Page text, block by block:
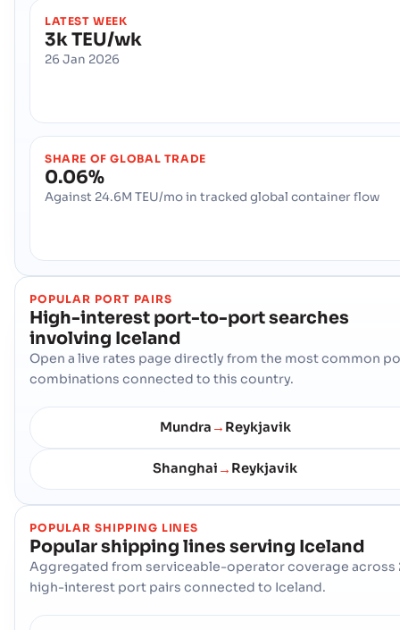
Reykjavik
地址 :Rif (ISRIF), Iceland, Europe
邮政编码 : -
Sandgerdi
港口
地址 :Sandgerdi (ISSAN), Iceland, Europe
邮政编码 :-
港口代码 :ISSAN
Saudarkrokur
港口代码 :ISSAU
Seydisfjordur
港口
地址 :Seydisfjordur (ISSEY), Iceland, Europe
邮政编码 :-
港口代码 :ISSEY
Siglufjordur
海港
LATEST WEEK
3k TEU/wk
26 Jan 2026
SHARE OF GLOBAL TRADE
0.06%
Against 24.6M TEU/mo in tracked global container flow
POPULAR PORT PAIRS
High-interest port-to-port searches
involving Iceland
Open a live rates page directly from the most common
combinations connected to this country.
Mundra → Reykjavik
Shanghai → Reykjavik
POPULAR SHIPPING LINES
Popular shipping lines serving Iceland
Aggregated from serviceable-operator coverage across
high-interest port pairs connected to Iceland.